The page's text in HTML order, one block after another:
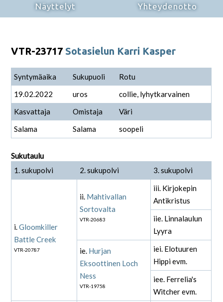
Näyttelyt
Yhteydenotto
VTR-23717 Sotasielun Karri Kasper
Syntymäaika Sukupuoli
Rotu
19.02.2022
uros
collie, lyhytkarvainen
Kasvattaja
Omistaja
Väri
Salama
Salama soopeli
Sukutaulu
1. sukupolvi
2. sukupolvi 3. sukupolvi
i.Gloomkiller
Battle Creek
VTR-20787
ii. Mahtivallan
Sortovalta
VTR-20683
iii. Kirjokepin
Antikristus
iie. Linnalaulun
Lyyra
ie. Hurjan
Eksoottinen Loch
Ness
VTR-19758
iei. Elotuuren
Hippi evm.
iee. Ferrelia's
Witcher evm.